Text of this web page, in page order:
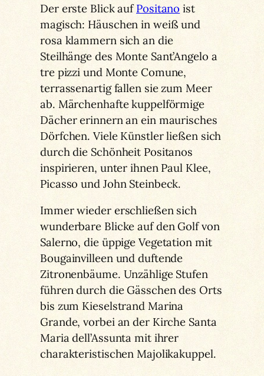
Der erste Blick aufPositano ist
magisch: Häuschen in weiß und
rosa klammern sich an die
Steilhänge des Monte Sant’Angelo a
tre pizzi und Monte Comune,
terrassenartig fallen sie zum Meer
ab. Märchenhafte kuppelförmige
Dächer erinnern an ein maurisches
Dörfchen. Viele Künstler ließen sich
durch die Schönheit Positanos
inspirieren, unter ihnen Paul Klee,
Picasso und John Steinbeck.
Immer wieder erschließen sich
wunderbare Blicke auf den Golf von
Salerno, die üppige Vegetation mit
Bougainvilleen und duftende
Zitronenbäume. Unzählige Stufen
führen durch die Gässchen des Orts
bis zum Kieselstrand Marina
Grande, vorbei an der Kirche Santa
Maria dell’Assunta mit ihrer
charakteristischen Majolikakuppel.